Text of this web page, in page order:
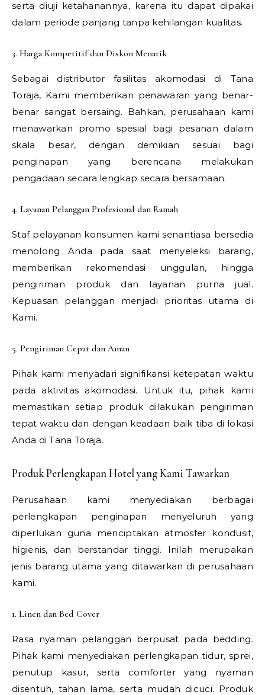
serta diuji ketahanannya, karena itu dapat dipakai
dalam periode panjang tanpa kehilangan kualitas.
3. Harga Kompetitif dan Diskon Menarik
Sebagai distributor fasilitas akomodasi di Tana
Toraja, Kami memberikan penawaran yang benar-
benar sangat bersaing. Bahkan, perusahaan kami
menawarkan promo spesial bagi pesanan dalam
skala besar, dengan demikian sesuai bagi
penginapan yang berencana melakukan
pengadaan secara lengkap secara bersamaan.
4. Layanan Pelanggan Profesional dan Ramah
Staf pelayanan konsumen kami senantiasa bersedia
menolong Anda pada saat menyeleksi barang,
memberikan rekomendasi unggulan, hingga
pengiriman produk dan layanan purna jual.
Kepuasan pelanggan menjadi prioritas utama di
Kami.
5. Pengiriman Cepat dan Aman
Pihak kami menyadari signifikansi ketepatan waktu
pada aktivitas akomodasi. Untuk itu, pihak kami
memastikan setiap produk dilakukan pengiriman
tepat waktu dan dengan keadaan baik tiba di lokasi
Anda di Tana Toraja.
Produk Perlengkapan Hotel yang Kami Tawarkan
Perusahaan kami menyediakan berbagai
perlengkapan penginapan menyeluruh yang
diperlukan guna menciptakan atmosfer kondusif,
higienis, dan berstandar tinggi. Inilah merupakan
jenis barang utama yang ditawarkan di perusahaan
kami.
1. Linen dan Bed Cover
Rasa nyaman pelanggan berpusat pada bedding.
Pihak kami menyediakan perlengkapan tidur, sprei,
penutup kasur, serta comforter yang nyaman
disentuh, tahan lama, serta mudah dicuci. Produk